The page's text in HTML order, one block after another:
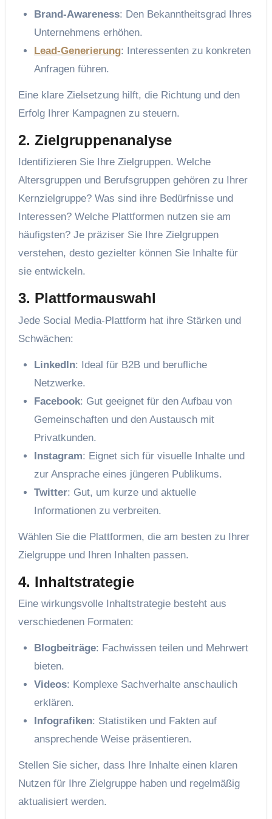
Brand-Awareness: Den Bekanntheitsgrad Ihres
Unternehmens erhöhen.
Lead-Generierung: Interessenten zu konkreten
Anfragen führen.
Eine klare Zielsetzung hilft, die Richtung und den
Erfolg Ihrer Kampagnen zu steuern.
2. Zielgruppenanalyse
Identifizieren Sie Ihre Zielgruppen. Welche
Altersgruppen und Berufsgruppen gehören zu Ihrer
Kernzielgruppe? Was sind ihre Bedürfnisse und
Interessen? Welche Plattformen nutzen sie am
häufigsten? Je präziser Sie Ihre Zielgruppen
verstehen, desto gezielter können Sie Inhalte für
sie entwickeln.
3. Plattformauswahl
Jede Social Media-Plattform hat ihre Stärken und
Schwächen:
LinkedIn: Ideal für B2B und berufliche
Netzwerke.
Facebook: Gut geeignet für den Aufbau von
Gemeinschaften und den Austausch mit
Privatkunden.
Instagram: Eignet sich für visuelle Inhalte und
zur Ansprache eines jüngeren Publikums.
Twitter: Gut, um kurze und aktuelle
Informationen zu verbreiten.
Wählen Sie die Plattformen, die am besten zu Ihrer
Zielgruppe und Ihren Inhalten passen.
4. Inhaltstrategie
Eine wirkungsvolle Inhaltstrategie besteht aus
verschiedenen Formaten:
Blogbeiträge: Fachwissen teilen und Mehrwert
bieten.
Videos: Komplexe Sachverhalte anschaulich
erklären.
Infografiken: Statistiken und Fakten auf
ansprechende Weise präsentieren.
Stellen Sie sicher, dass Ihre Inhalte einen klaren
Nutzen für Ihre Zielgruppe haben und regelmäßig
aktualisiert werden.